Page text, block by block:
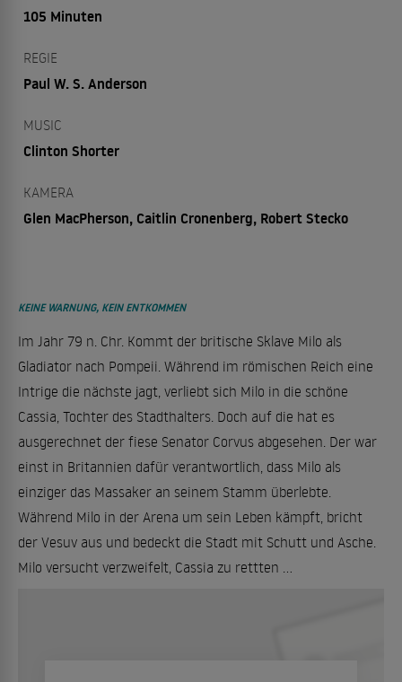
105 Minuten
REGIE
Paul W. S. Anderson
MUSIC
Clinton Shorter
KAMERA
Glen MacPherson, Caitlin Cronenberg, Robert Stecko
KEINE WARNUNG, KEIN ENTKOMMEN
Im Jahr 79 n. Chr. Kommt der britische Sklave Milo als
Gladiator nach Pompeii. Während im römischen Reich eine
Intrige die nächste jagt, verliebt sich Milo in die schöne
Cassia, Tochter des Stadthalters. Doch auf die hat es
ausgerechnet der fiese Senator Corvus abgesehen. Der war
einst in Britannien dafür verantwortlich, dass Milo als
einziger das Massaker an seinem Stamm überlebte.
Während Milo in der Arena um sein Leben kämpft, bricht
der Vesuv aus und bedeckt die Stadt mit Schutt und Asche.
Milo versucht verzweifelt, Cassia zu rettten ...